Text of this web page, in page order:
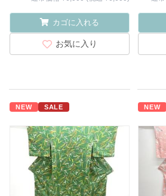
カゴに入れる
お気に入り
NEW SALE NEW